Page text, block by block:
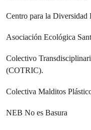
Centro para la Diversidad
Asociación Ecológica
Colectivo
(COTRIC).
Colectiva Malditos
NEB No es Basura